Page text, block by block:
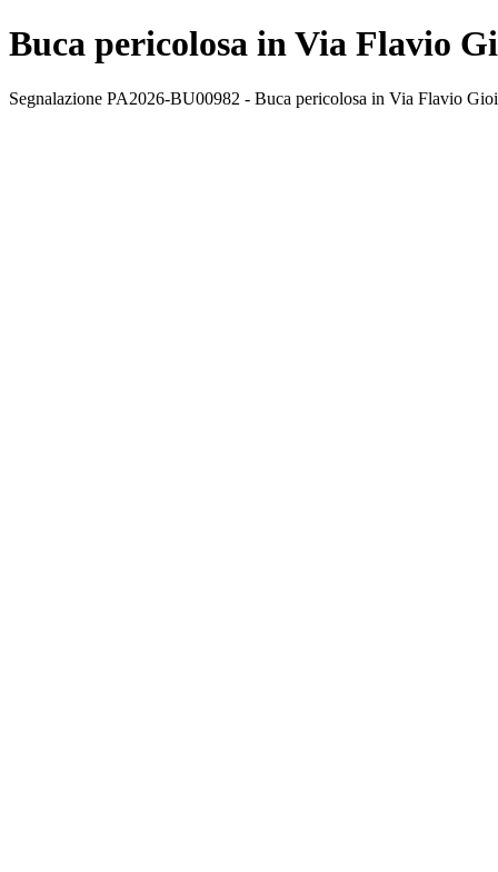
Buca pericolosa in Via Flavio
Segnalazione PA2026-BU00982 - Buca pericolosa in Via Flavio